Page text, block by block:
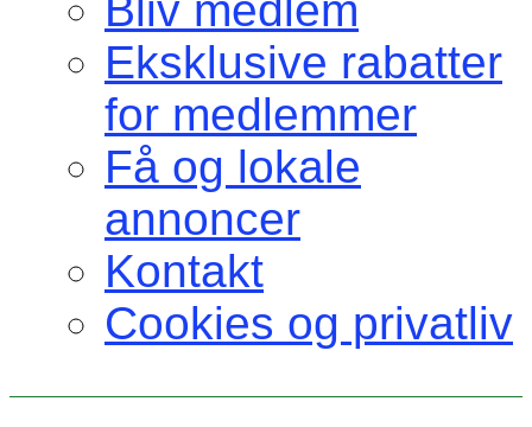
Eksklusive rabatter
for medlemmer
Få og lokale
annoncer
Kontakt
Cookies og privatliv